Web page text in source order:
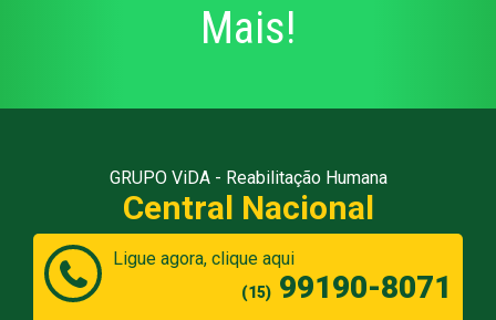
Mais!
GRUPO ViDA - Reabilitação Humana
Central Nacional
Ligue agora, clique aqui
(15) 99190-8071